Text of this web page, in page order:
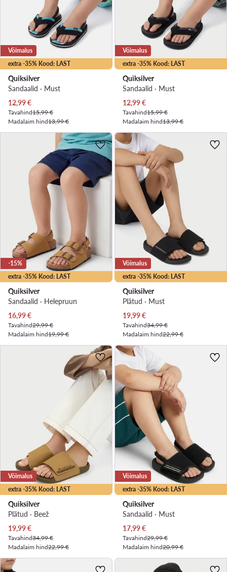
extra -35% Kood: LAST
Võimalus
Quiksilver
Sandaalid · Must
Praegune hind
12,99€
Tavahind15,99 €
Madalaim hind13,99 €
extra -35% Kood: LAST
Võimalus
Quiksilver
Sandaalid · Must
Praegune hind
12,99€
Tavahind15,99 €
Madalaim hind13,99 €
extra -35% Kood: LAST
-15%
Quiksilver
Sandaalid · Helepruun
Praegune hind
16,99€
Tavahind29,99 €
Madalaim hind19,99 €
extra -35% Kood: LAST
Võimalus
Quiksilver
Plätud · Must
Praegune hind
19,99€
Tavahind34,99 €
Madalaim hind22,99 €
extra -35% Kood: LAST
Võimalus
Quiksilver
Plätud · Beež
Praegune hind
19,99€
Tavahind34,99 €
Madalaim hind22,99 €
extra -35% Kood: LAST
Võimalus
Quiksilver
Sandaalid · Must
Praegune hind
17,99€
Tavahind29,99 €
Madalaim hind20,99 €